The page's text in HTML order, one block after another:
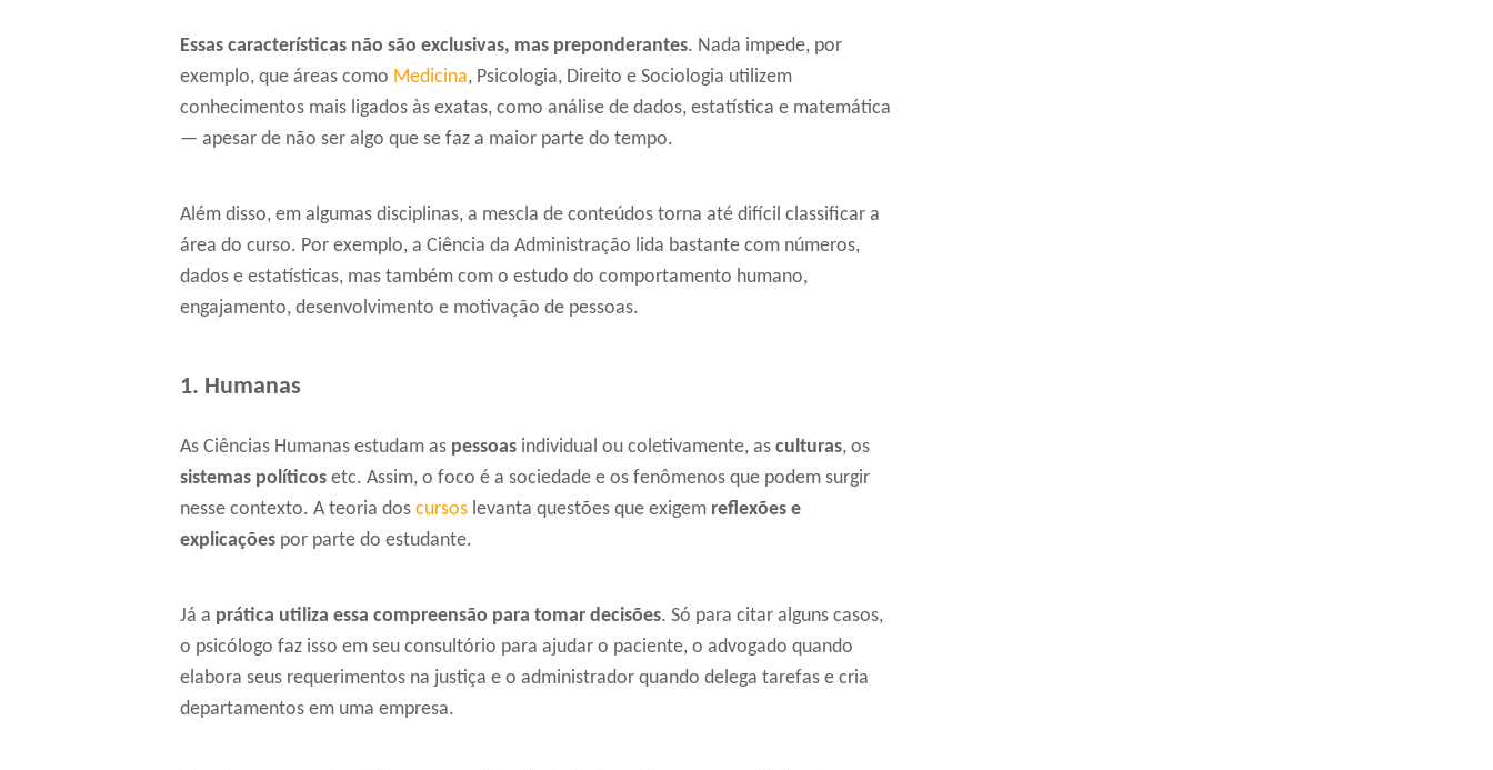
Essas características não são exclusivas, mas preponderantes. Nada impede, por
exemplo, que áreas como Medicina, Psicologia, Direito e Sociologia utilizem
conhecimentos mais ligados às exatas, como análise de dados, estatística e matemática
— apesar de não ser algo que se faz a maior parte do tempo.
Além disso, em algumas disciplinas, a mescla de conteúdos torna até difícil classificar a
área do curso. Por exemplo, a Ciência da Administração lida bastante com números,
dados e estatísticas, mas também com o estudo do comportamento humano,
engajamento, desenvolvimento e motivação de pessoas.
1. Humanas
As Ciências Humanas estudam as pessoas individual ou coletivamente, as culturas, os
sistemas políticos etc. Assim, o foco é a sociedade e os fenômenos que podem surgir
nesse contexto. A teoria dos cursos levanta questões que exigem reflexões e
explicações por parte do estudante.
Já a prática utiliza essa compreensão para tomar decisões. Só para citar alguns casos,
o psicólogo faz isso em seu consultório para ajudar o paciente, o advogado quando
elabora seus requerimentos na justiça e o administrador quando delega tarefas e cria
departamentos em uma empresa.